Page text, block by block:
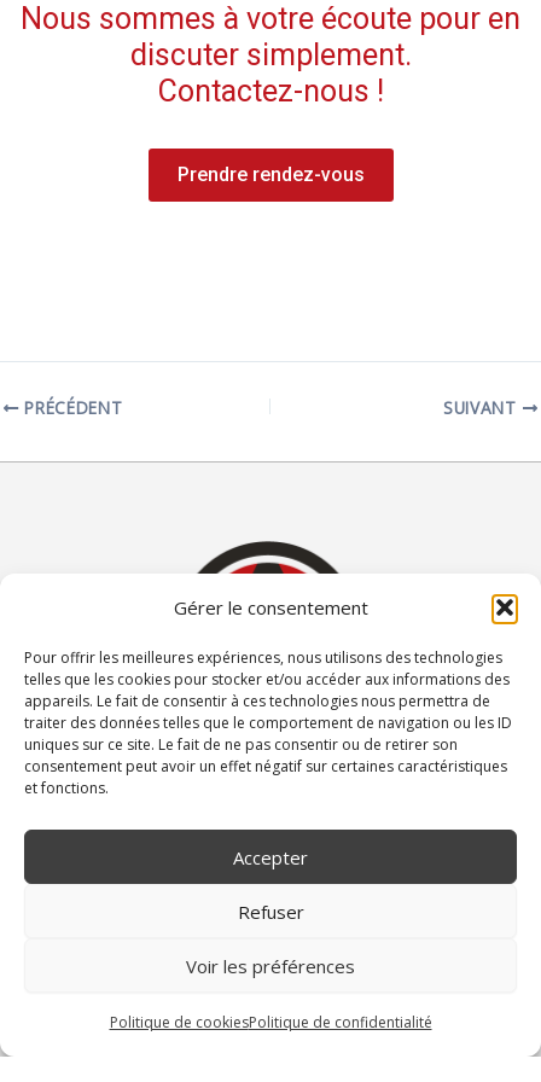
Gérer le consentement
Pour offrir les meilleures expériences, nous utilisons des technologies
telles que les cookies pour stocker et/ou accéder aux informations des
appareils. Le fait de consentir à ces technologies nous permettra de
traiter des données telles que le comportement de navigation ou les ID
uniques sur ce site. Le fait de ne pas consentir ou de retirer son
consentement peut avoir un effet négatif sur certaines caractéristiques
et fonctions.
Accepter
Refuser
Voir les préférences
Politique de cookiesPolitique de confidentialité
Nous sommes à votre écoute pour en
discuter simplement.
Contactez-nous !​
Prendre rendez-vous
PRÉCÉDENT SUIVANT
contact@consultamiante.com
LIENS RAPIDES
Politique de confidentialité
Conditions générales de vente